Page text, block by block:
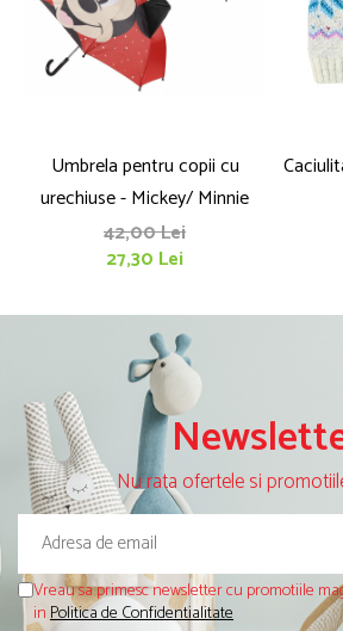
Umbrela pentru copii cu
urechiuse - Mickey/ Minnie
42,00 Lei
27,30 Lei
Nu rata ofertele si
Vreau sa primesc newsletter cu promotiile
inPolitica de Confidentialitate